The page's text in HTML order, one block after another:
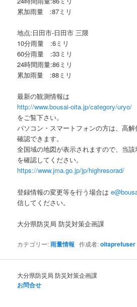
累加雨量 :87ミリ
地点:日田市-日田市 三隈
10分雨量 :6ミリ
60分雨量 :33ミリ
24時間雨量:86ミリ
累加雨量 :88ミリ
最新の観測情報は
http://www.bousai-oita.jp/category/uryo/
をご覧下さい。
パソコン・スマートフォンの方は、高
確認できます。
全国域の地図が表示されますので、当
を確認してください。
https://www.jma.go.jp/jp/highresorad/
登録情報の変更等を行う場合は
信してください。
大分県防災局 防災対策企画課
カテゴリー:雨量情報 作成者:oitaprefuser
大分県防災局 防災対策企画課
お問合せ